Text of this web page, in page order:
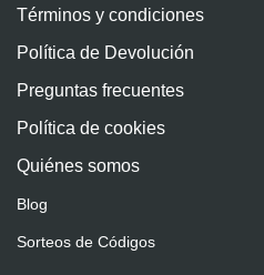
Términos y condiciones
Política de Devolución
Preguntas frecuentes
Política de cookies
Quiénes somos
Blog
Sorteos de Códigos